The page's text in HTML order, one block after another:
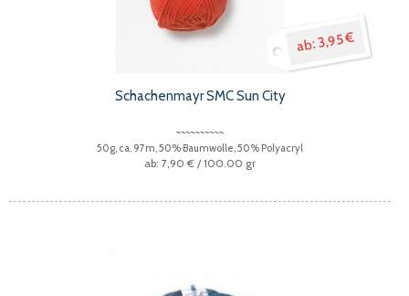
3,95 €
Schachenmayr SMC Sun City
50g, ca. 97m, 50% Baumwolle, 50% Polyacryl
7,90 € / 100.00 gr